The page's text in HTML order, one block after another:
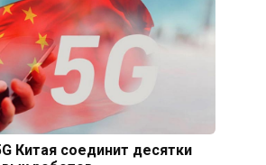
Китая соединит десятки